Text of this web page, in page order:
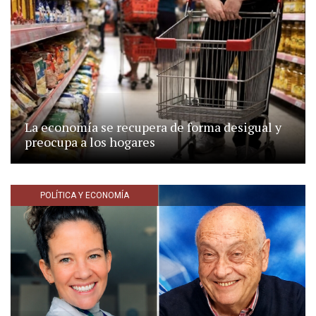
La economía se recupera de forma desigual y
preocupa a los hogares
POLÍTICA Y ECONOMÍA